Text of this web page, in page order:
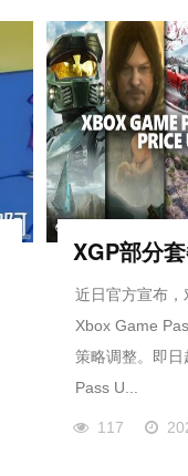
近日官方宣布
Xbox Game
策略调整。即
Pass U...
117